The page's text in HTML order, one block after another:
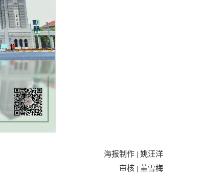
海报制作 | 姚汪洋
审核 | 董雪梅